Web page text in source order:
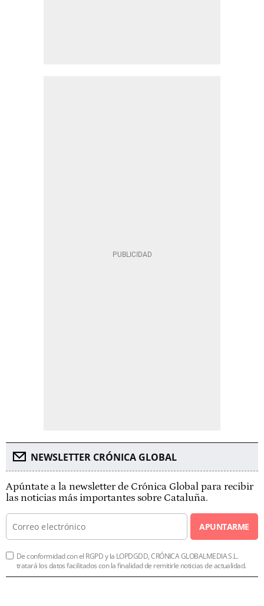
NEWSLETTER CRÓNICA GLOBAL
Apúntate a la newsletter de Crónica Global para recibir
las noticias más importantes sobre Cataluña.
APUNTARME
De conformidad con el RGPD y la LOPDGDD, CRÓNICA GLOBALMEDIA S.L.
tratará los datos facilitados con la finalidad de remitirle noticias de actualidad.